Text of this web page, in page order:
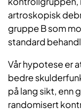
artroskopisk
gruppe B som
standard
Vår hypotese er
bedre
på lang sikt, enn
randomisert